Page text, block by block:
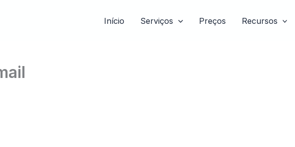
Início Serviços Preços Recursos